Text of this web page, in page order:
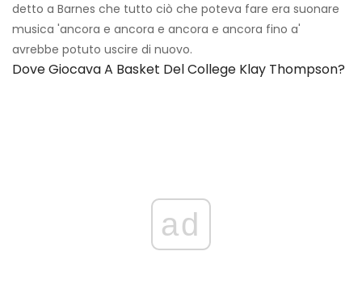
detto a Barnes che tutto ciò che poteva fare era suonare
musica 'ancora e ancora e ancora e ancora fino a'
avrebbe potuto uscire di nuovo.
Dove Giocava A Basket Del College Klay Thompson?
ad